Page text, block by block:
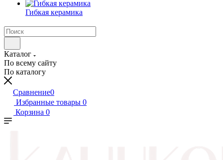
Гибкая керамика
Каталог
По всему сайту
По каталогу
Сравнение0
Избранные товары 0
Корзина 0